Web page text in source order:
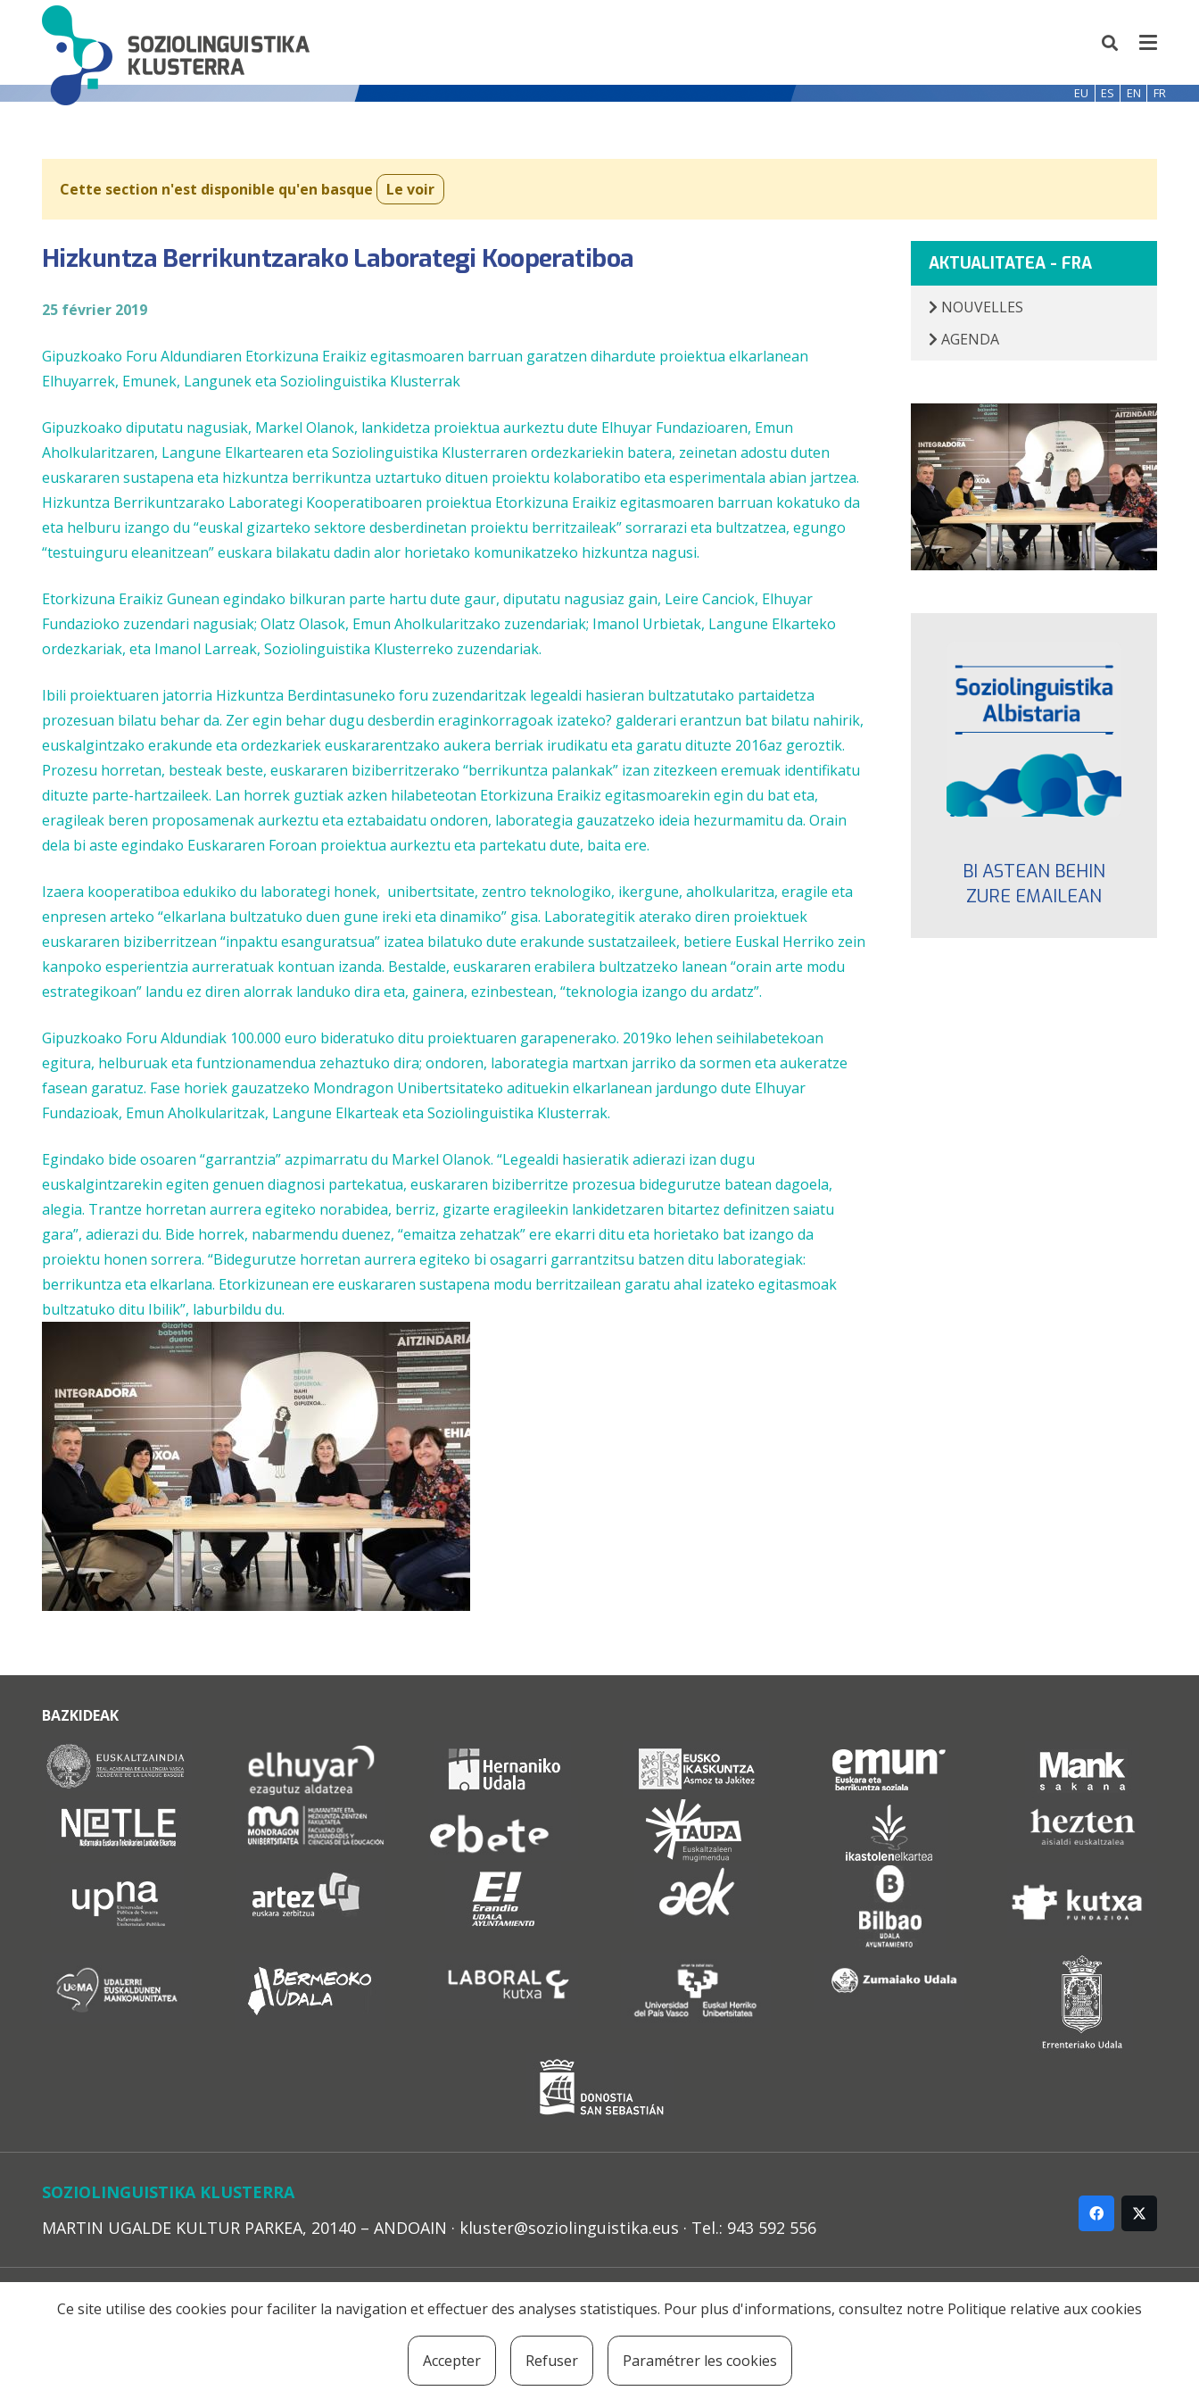
EU ES EN FR
Cette section n'est disponible qu'en basque Le voir
Hizkuntza Berrikuntzarako Laborategi Kooperatiboa
25 février 2019
Gipuzkoako Foru Aldundiaren Etorkizuna Eraikiz egitasmoaren barruan garatzen dihardute proiektua elkarlanean
Elhuyarrek, Emunek, Langunek eta Soziolinguistika Klusterrak
Gipuzkoako diputatu nagusiak, Markel Olanok, lankidetza proiektua aurkeztu dute Elhuyar Fundazioaren, Emun
Aholkularitzaren, Langune Elkartearen eta Soziolinguistika Klusterraren ordezkariekin batera, zeinetan adostu duten
euskararen sustapena eta hizkuntza berrikuntza uztartuko dituen proiektu kolaboratibo eta esperimentala abian jartzea.
Hizkuntza Berrikuntzarako Laborategi Kooperatiboaren proiektua Etorkizuna Eraikiz egitasmoaren barruan kokatuko da
eta helburu izango du “euskal gizarteko sektore desberdinetan proiektu berritzaileak” sorrarazi eta bultzatzea, egungo
“testuinguru eleanitzean” euskara bilakatu dadin alor horietako komunikatzeko hizkuntza nagusi.
Etorkizuna Eraikiz Gunean egindako bilkuran parte hartu dute gaur, diputatu nagusiaz gain, Leire Canciok, Elhuyar
Fundazioko zuzendari nagusiak; Olatz Olasok, Emun Aholkularitzako zuzendariak; Imanol Urbietak, Langune Elkarteko
ordezkariak, eta Imanol Larreak, Soziolinguistika Klusterreko zuzendariak.
Ibili proiektuaren jatorria Hizkuntza Berdintasuneko foru zuzendaritzak legealdi hasieran bultzatutako partaidetza
prozesuan bilatu behar da. Zer egin behar dugu desberdin eraginkorragoak izateko? galderari erantzun bat bilatu nahirik,
euskalgintzako erakunde eta ordezkariek euskararentzako aukera berriak irudikatu eta garatu dituzte 2016az geroztik.
Prozesu horretan, besteak beste, euskararen biziberritzerako “berrikuntza palankak” izan zitezkeen eremuak identifikatu
dituzte parte-hartzaileek. Lan horrek guztiak azken hilabeteotan Etorkizuna Eraikiz egitasmoarekin egin du bat eta,
eragileak beren proposamenak aurkeztu eta eztabaidatu ondoren, laborategia gauzatzeko ideia hezurmamitu da. Orain
dela bi aste egindako Euskararen Foroan proiektua aurkeztu eta partekatu dute, baita ere.
Izaera kooperatiboa edukiko du laborategi honek, unibertsitate, zentro teknologiko, ikergune, aholkularitza, eragile eta
enpresen arteko “elkarlana bultzatuko duen gune ireki eta dinamiko” gisa. Laborategitik aterako diren proiektuek
euskararen biziberritzean “inpaktu esanguratsua” izatea bilatuko dute erakunde sustatzaileek, betiere Euskal Herriko zein
kanpoko esperientzia aurreratuak kontuan izanda. Bestalde, euskararen erabilera bultzatzeko lanean “orain arte modu
estrategikoan” landu ez diren alorrak landuko dira eta, gainera, ezinbestean, “teknologia izango du ardatz”.
Gipuzkoako Foru Aldundiak 100.000 euro bideratuko ditu proiektuaren garapenerako. 2019ko lehen seihilabetekoan
egitura, helburuak eta funtzionamendua zehaztuko dira; ondoren, laborategia martxan jarriko da sormen eta aukeratze
fasean garatuz. Fase horiek gauzatzeko Mondragon Unibertsitateko adituekin elkarlanean jardungo dute Elhuyar
Fundazioak, Emun Aholkularitzak, Langune Elkarteak eta Soziolinguistika Klusterrak.
Egindako bide osoaren “garrantzia” azpimarratu du Markel Olanok. “Legealdi hasieratik adierazi izan dugu
euskalgintzarekin egiten genuen diagnosi partekatua, euskararen biziberritze prozesua bidegurutze batean dagoela,
alegia. Trantze horretan aurrera egiteko norabidea, berriz, gizarte eragileekin lankidetzaren bitartez definitzen saiatu
gara”, adierazi du. Bide horrek, nabarmendu duenez, “emaitza zehatzak” ere ekarri ditu eta horietako bat izango da
proiektu honen sorrera. “Bidegurutze horretan aurrera egiteko bi osagarri garrantzitsu batzen ditu laborategiak:
berrikuntza eta elkarlana. Etorkizunean ere euskararen sustapena modu berritzailean garatu ahal izateko egitasmoak
bultzatuko ditu Ibilik”, laburbildu du.
AKTUALITATEA - FRA
NOUVELLES
AGENDA
BI ASTEAN BEHIN
ZURE EMAILEAN
BAZKIDEAK
SOZIOLINGUISTIKA KLUSTERRA
MARTIN UGALDE KULTUR PARKEA, 20140 – ANDOAIN · kluster@soziolinguistika.eus · Tel.: 943 592 556
© 2021 Soziolinguistika Klusterra
Ce site utilise des cookies pour faciliter la navigation et effectuer des analyses statistiques. Pour plus d'informations, consultez notre Politique relative aux cookies
Accepter Refuser Paramétrer les cookies